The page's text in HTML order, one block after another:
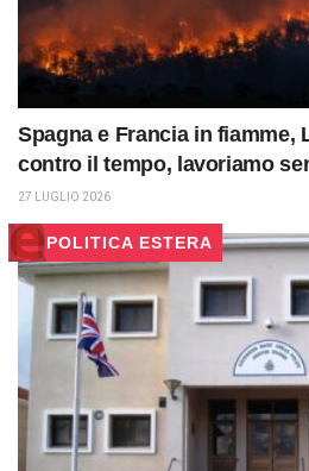
Spagna e Francia in fiamme,
contro il tempo, lavoriamo
27 LUGLIO 2026
POLITICA ESTERA